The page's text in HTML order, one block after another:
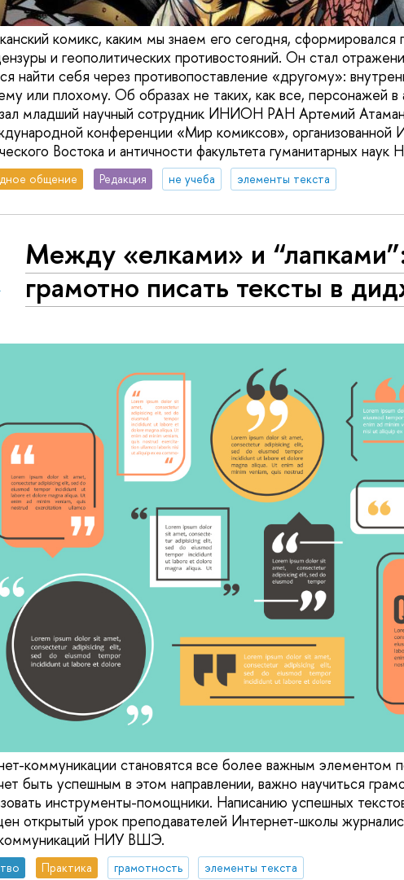
комикс, каким мы знаем его сегодня, сформировался
и геополитических противостояний. Он стал
найти себя через противопоставление «другому»:
или плохому. Об образах не таких, как все, персонажей в
младший научный сотрудник ИНИОН РАН Артемий
конференции «Мир комиксов», организованной
Востока и античности факультета гуманитарных
общение Редакция не учеба элементы текста
Между «елками» и
грамотно писать тексты в
коммуникации становятся все более важным элементом
быть успешным в этом направлении, важно научиться
инструменты-помощники. Написанию успешных
открытый урок преподавателей Интернет-школы
НИУ ВШЭ.
Практика грамотность элементы текста